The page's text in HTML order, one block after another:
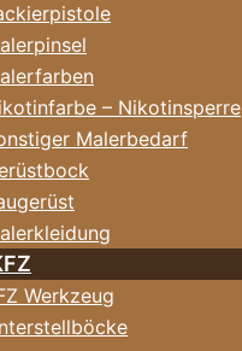
– Nikotinsperre
Malerbedarf
Werkzeug